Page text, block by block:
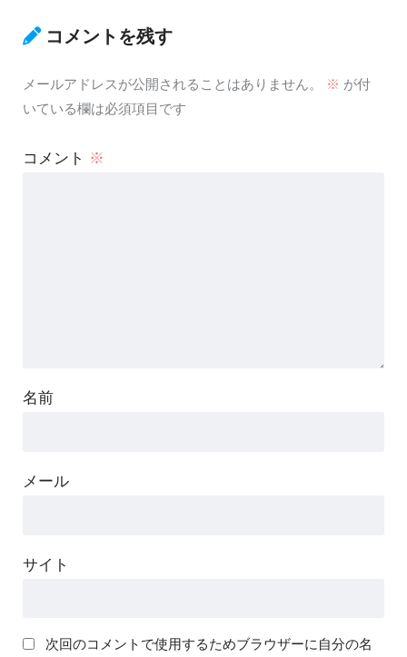
コメントを残す
メールアドレスが公開されることはありません。 ※ が付
いている欄は必須項目です
コメント ※
名前
メール
サイト
次回のコメントで使用するためブラウザーに自分の名